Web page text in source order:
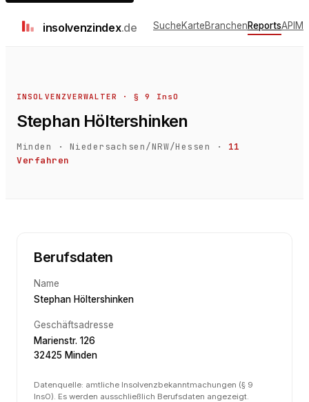
insolvenzindex.de SucheKarteBranchenReportsAPI
INSOLVENZVERWALTER · § 9 InsO
Stephan Höltershinken
Minden · Niedersachsen/NRW/Hessen ·
11
Verfahren
Berufsdaten
Name
Stephan Höltershinken
Geschäftsadresse
Marienstr. 126
32425 Minden
Datenquelle: amtliche Insolvenzbekanntmachungen (§ 9
InsO). Es werden ausschließlich Berufsdaten angezeigt.